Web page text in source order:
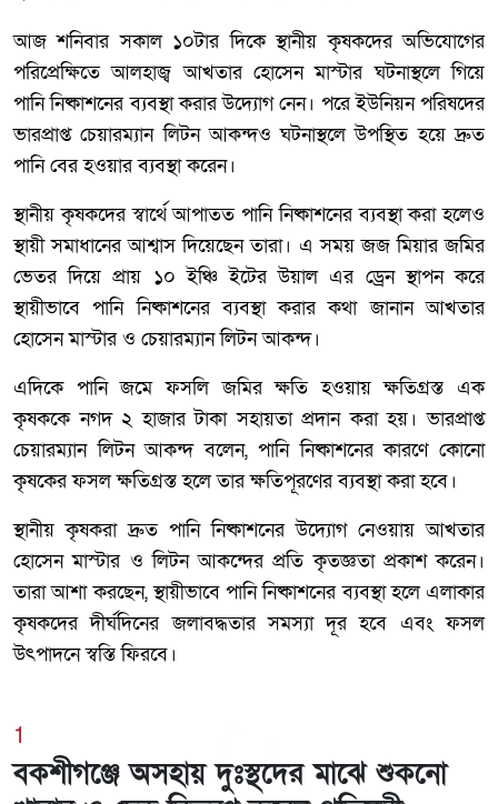
আজ শনিবার সকাল ১০টার দিকে স্থানীয় কৃষকদের অভিযোগের
পরিপ্রেক্ষিতে আলহাজ্ব আখতার হোসেন মাস্টার ঘটনাস্থলে গিয়ে
পানি নিষ্কাশনের ব্যবস্থা করার উদ্যোগ নেন। পরে ইউনিয়ন পরিষদের
ভারপ্রাপ্ত চেয়ারম্যান লিটন আকন্দও ঘটনাস্থলে উপস্থিত হয়ে দ্রুত
পানি বের হওয়ার ব্যবস্থা করেন।
স্থানীয় কৃষকদের স্বার্থে আপাতত পানি নিষ্কাশনের ব্যবস্থা করা হলেও
স্থায়ী সমাধানের আশ্বাস দিয়েছেন তারা। এ সময় জজ মিয়ার জমির
ভেতর দিয়ে প্রায় ১০ ইঞ্চি ইটের উয়াল এর ড্রেন স্থাপন করে
স্থায়ীভাবে পানি নিষ্কাশনের ব্যবস্থা করার কথা জানান আখতার
হোসেন মাস্টার ও চেয়ারম্যান লিটন আকন্দ।
এদিকে পানি জমে ফসলি জমির ক্ষতি হওয়ায় ক্ষতিগ্রস্ত এক
কৃষককে নগদ ২ হাজার টাকা সহায়তা প্রদান করা হয়। ভারপ্রাপ্ত
চেয়ারম্যান লিটন আকন্দ বলেন, পানি নিষ্কাশনের কারণে কোনো
কৃষকের ফসল ক্ষতিগ্রস্ত হলে তার ক্ষতিপূরণের ব্যবস্থা করা হবে।
স্থানীয় কৃষকরা দ্রুত পানি নিষ্কাশনের উদ্যোগ নেওয়ায় আখতার
হোসেন মাস্টার ও লিটন আকন্দের প্রতি কৃতজ্ঞতা প্রকাশ করেন।
তারা আশা করছেন, স্থায়ীভাবে পানি নিষ্কাশনের ব্যবস্থা হলে এলাকার
কৃষকদের দীর্ঘদিনের জলাবদ্ধতার সমস্যা দূর হবে এবং ফসল
উৎপাদনে স্বস্তি ফিরবে।
1
বকশীগঞ্জে অসহায় দুঃস্থদের মাঝে শুকনো